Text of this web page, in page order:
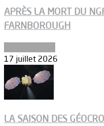
APRÈS LA MORT DU
FARNBOROUGH
17 juillet 2026
LA SAISON DES